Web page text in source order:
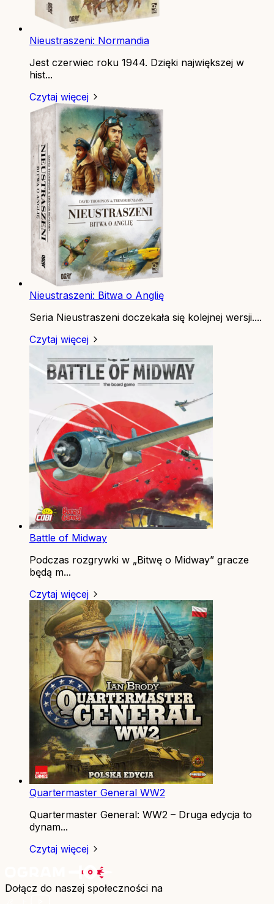
Nieustraszeni: Normandia
Jest czerwiec roku 1944. Dzięki największej w
hist...
Czytaj więcej
Nieustraszeni: Bitwa o Anglię
Seria Nieustraszeni doczekała się kolejnej wersji....
Czytaj więcej
Battle of Midway
Podczas rozgrywki w „Bitwę o Midway” gracze
będą m...
Czytaj więcej
Quartermaster General WW2
Quartermaster General: WW2 – Druga edycja to
dynam...
Czytaj więcej
Dołącz do naszej społeczności na